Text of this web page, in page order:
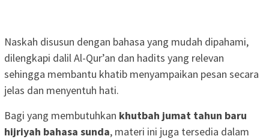
Naskah disusun dengan bahasa yang mudah dipahami,
dilengkapi dalil Al-Qur’an dan hadits yang relevan
sehingga membantu khatib menyampaikan pesan secara
jelas dan menyentuh hati.
Bagi yang membutuhkan khutbah jumat tahun baru
hijriyah bahasa sunda, materi ini juga tersedia dalam